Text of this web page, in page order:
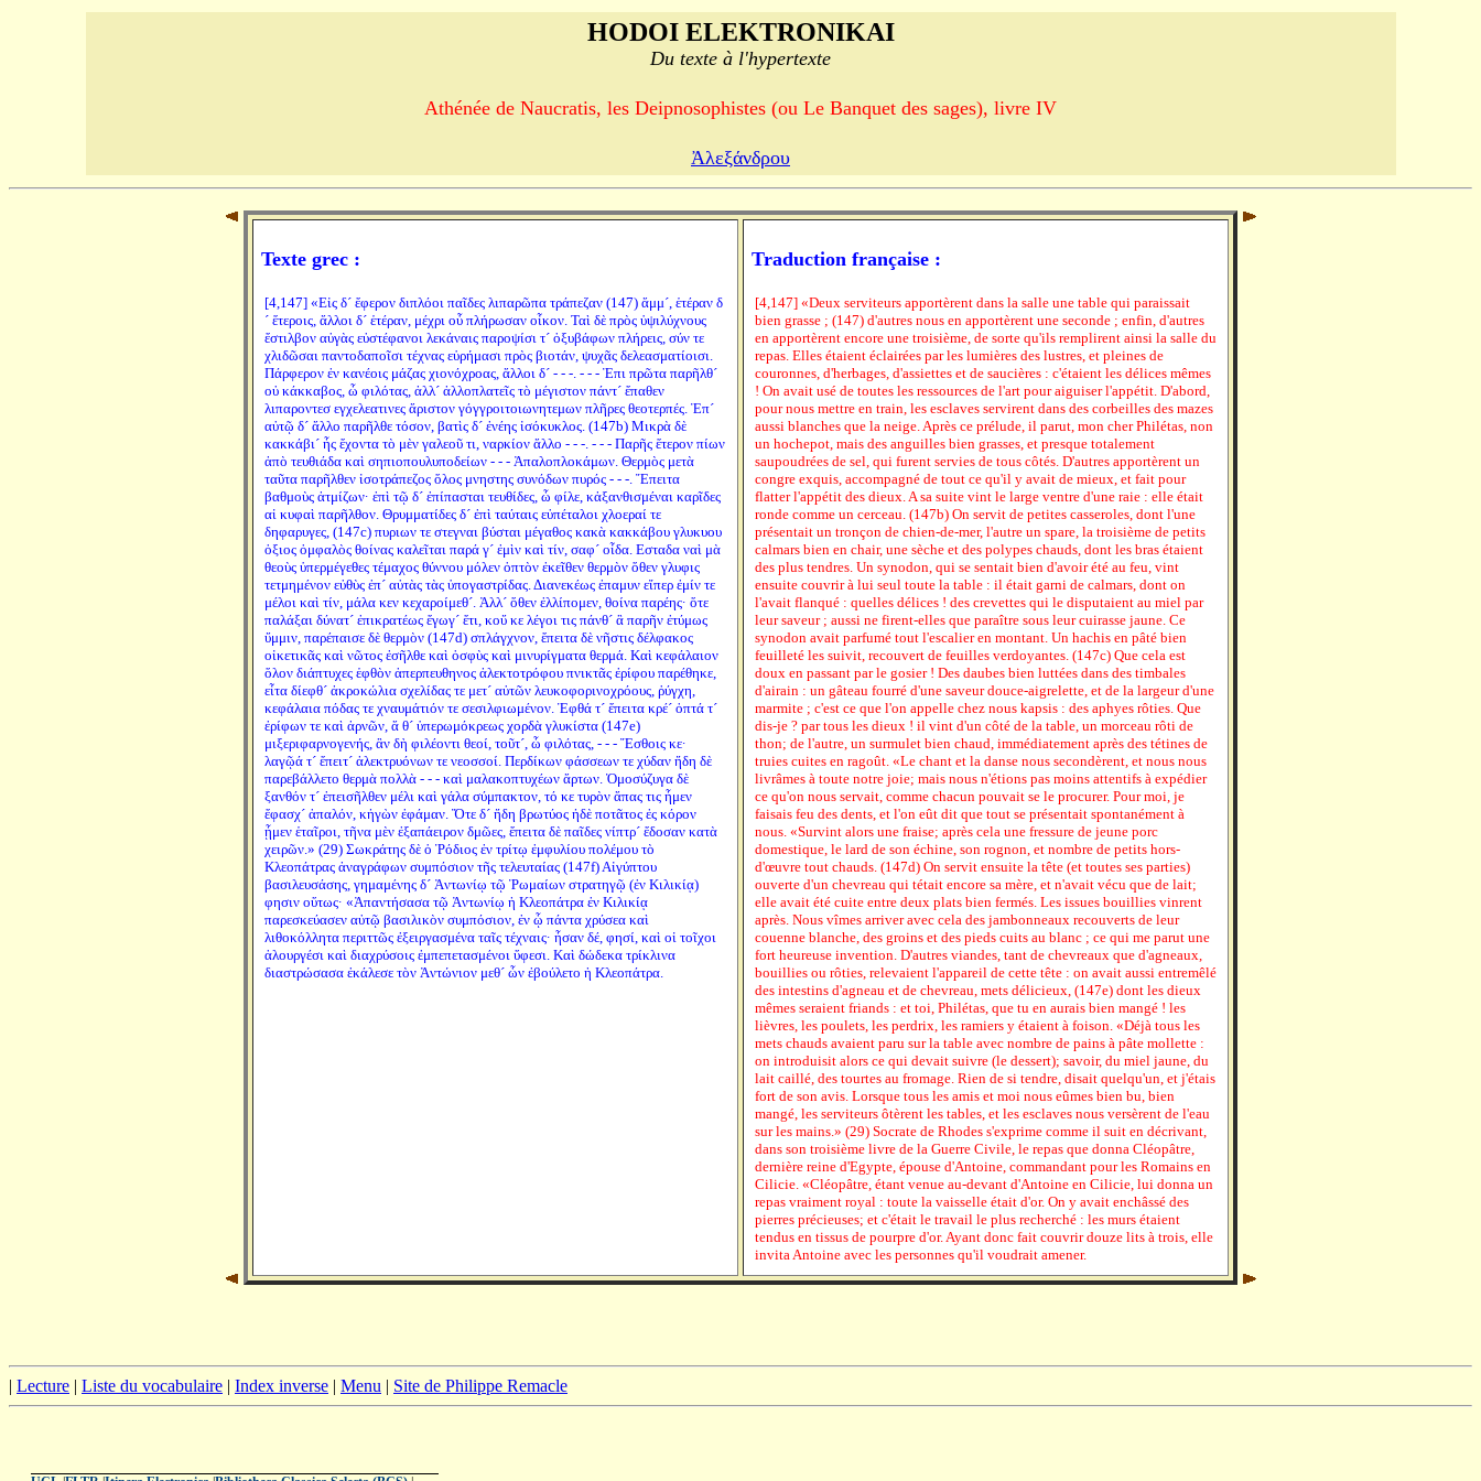
HODOI ELEKTRONIKAI
Du texte à l'hypertexte
Athénée de Naucratis, les Deipnosophistes (ou Le Banquet des sages), livre IV
Ἀλεξάνδρου
Texte grec :
[4,147] «Εἰς δ´ ἔφερον διπλόοι παῖδες λιπαρῶπα τράπεζαν (147) ἄμμ´, ἑτέραν δ
´ ἕτεροις, ἄλλοι δ´ ἑτέραν, μέχρι οὗ πλήρωσαν οἶκον. Ταὶ δὲ πρὸς ὑψιλύχνους
ἔστιλβον αὐγὰς εὐστέφανοι λεκάναις παροψίσι τ´ ὀξυβάφων πλήρεις, σύν τε
χλιδῶσαι παντοδαποῖσι τέχνας εὑρήμασι πρὸς βιοτάν, ψυχᾶς δελεασματίοισι.
Πάρφερον ἐν κανέοις μάζας χιονόχροας, ἄλλοι δ´ - - -. - - - Ἐπι πρῶτα παρῆλθ´
οὐ κάκκαβος, ὦ φιλότας, ἀλλ´ ἀλλοπλατεῖς τὸ μέγιστον πάντ´ ἔπαθεν
λιπαροντεσ εγχελεατινες ἄριστον γόγγροιτοιωνητεμων πλῆρες θεοτερπές. Ἐπ´
αὐτῷ δ´ ἄλλο παρῆλθε τόσον, βατὶς δ´ ἐνέης ἰσόκυκλος. (147b) Μικρὰ δὲ
κακκάβι´ ἦς ἔχοντα τὸ μὲν γαλεοῦ τι, ναρκίον ἄλλο - - -. - - - Παρῆς ἕτερον πίων
ἀπὸ τευθιάδα καὶ σηπιοπουλυποδείων - - - Ἀπαλοπλοκάμων. Θερμὸς μετὰ
ταῦτα παρῆλθεν ἰσοτράπεζος ὅλος μνηστης συνόδων πυρός - - -. Ἔπειτα
βαθμοὺς ἀτμίζων· ἐπὶ τῷ δ´ ἐπίπασται τευθίδες, ὦ φίλε, κἀξανθισμέναι καρῖδες
αἱ κυφαὶ παρῆλθον. Θρυμματίδες δ´ ἐπὶ ταύταις εὐπέταλοι χλοεραί τε
δηφαρυγες, (147c) πυριων τε στεγναι βύσται μέγαθος κακὰ κακκάβου γλυκυου
ὀξιος ὀμφαλὸς θοίνας καλεῖται παρά γ´ ἐμὶν καὶ τίν, σαφ´ οἶδα. Εσταδα ναὶ μὰ
θεοὺς ὑπερμέγεθες τέμαχος θύννου μόλεν ὀπτὸν ἐκεῖθεν θερμὸν ὅθεν γλυφις
τετμημένον εὐθὺς ἐπ´ αὐτὰς τὰς ὑπογαστρίδας. Διανεκέως ἐπαμυν εἴπερ ἐμίν τε
μέλοι καὶ τίν, μάλα κεν κεχαροίμεθ´. Ἀλλ´ ὅθεν ἐλλίπομεν, θοίνα παρέης· ὅτε
παλάξαι δύνατ´ ἐπικρατέως ἔγωγ´ ἔτι, κοὔ κε λέγοι τις πάνθ´ ἃ παρῆν ἐτύμως
ὔμμιν, παρέπαισε δὲ θερμὸν (147d) σπλάγχνον, ἔπειτα δὲ νῆστις δέλφακος
οἰκετικᾶς καὶ νῶτος ἐσῆλθε καὶ ὀσφὺς καὶ μινυρίγματα θερμά. Καὶ κεφάλαιον
ὅλον διάπτυχες ἑφθὸν ἁπερπευθηνος ἀλεκτοτρόφου πνικτᾶς ἐρίφου παρέθηκε,
εἶτα δίεφθ´ ἀκροκώλια σχελίδας τε μετ´ αὐτῶν λευκοφορινοχρόους, ῥύγχη,
κεφάλαια πόδας τε χναυμάτιόν τε σεσιλφιωμένον. Ἑφθά τ´ ἔπειτα κρέ´ ὀπτά τ´
ἐρίφων τε καὶ ἀρνῶν, ἅ θ´ ὑπερωμόκρεως χορδὰ γλυκίστα (147e)
μιξεριφαρνογενής, ἃν δὴ φιλέοντι θεοί, τοῦτ´, ὦ φιλότας, - - - Ἔσθοις κε·
λαγῷά τ´ ἔπειτ´ ἀλεκτρυόνων τε νεοσσοί. Περδίκων φάσσεων τε χύδαν ἤδη δὲ
παρεβάλλετο θερμὰ πολλὰ - - - καὶ μαλακοπτυχέων ἄρτων. Ὁμοσύζυγα δὲ
ξανθόν τ´ ἐπεισῆλθεν μέλι καὶ γάλα σύμπακτον, τό κε τυρὸν ἅπας τις ἦμεν
ἔφασχ´ ἁπαλόν, κἠγὼν ἐφάμαν. Ὅτε δ´ ἤδη βρωτύος ἠδὲ ποτᾶτος ἐς κόρον
ᾖμεν ἑταῖροι, τῆνα μὲν ἐξαπάειρον δμῶες, ἔπειτα δὲ παῖδες νίπτρ´ ἔδοσαν κατὰ
χειρῶν.» (29) Σωκράτης δὲ ὁ Ῥόδιος ἐν τρίτῳ ἐμφυλίου πολέμου τὸ
Κλεοπάτρας ἀναγράφων συμπόσιον τῆς τελευταίας (147f) Αἰγύπτου
βασιλευσάσης, γημαμένης δ´ Ἀντωνίῳ τῷ Ῥωμαίων στρατηγῷ (ἐν Κιλικίᾳ)
φησιν οὕτως· «Ἀπαντήσασα τῷ Ἀντωνίῳ ἡ Κλεοπάτρα ἐν Κιλικίᾳ
παρεσκεύασεν αὐτῷ βασιλικὸν συμπόσιον, ἐν ᾧ πάντα χρύσεα καὶ
λιθοκόλλητα περιττῶς ἐξειργασμένα ταῖς τέχναις· ἦσαν δέ, φησί, καὶ οἱ τοῖχοι
ἁλουργέσι καὶ διαχρύσοις ἐμπεπετασμένοι ὕφεσι. Καὶ δώδεκα τρίκλινα
διαστρώσασα ἐκάλεσε τὸν Ἀντώνιον μεθ´ ὧν ἐβούλετο ἡ Κλεοπάτρα.
Traduction française :
[4,147] «Deux serviteurs apportèrent dans la salle une table qui paraissait
bien grasse ; (147) d'autres nous en apportèrent une seconde ; enfin, d'autres
en apportèrent encore une troisième, de sorte qu'ils remplirent ainsi la salle du
repas. Elles étaient éclairées par les lumières des lustres, et pleines de
couronnes, d'herbages, d'assiettes et de saucières : c'étaient les délices mêmes
! On avait usé de toutes les ressources de l'art pour aiguiser l'appétit. D'abord,
pour nous mettre en train, les esclaves servirent dans des corbeilles des mazes
aussi blanches que la neige. Après ce prélude, il parut, mon cher Philétas, non
un hochepot, mais des anguilles bien grasses, et presque totalement
saupoudrées de sel, qui furent servies de tous côtés. D'autres apportèrent un
congre exquis, accompagné de tout ce qu'il y avait de mieux, et fait pour
flatter l'appétit des dieux. A sa suite vint le large ventre d'une raie : elle était
ronde comme un cerceau. (147b) On servit de petites casseroles, dont l'une
présentait un tronçon de chien-de-mer, l'autre un spare, la troisième de petits
calmars bien en chair, une sèche et des polypes chauds, dont les bras étaient
des plus tendres. Un synodon, qui se sentait bien d'avoir été au feu, vint
ensuite couvrir à lui seul toute la table : il était garni de calmars, dont on
l'avait flanqué : quelles délices ! des crevettes qui le disputaient au miel par
leur saveur ; aussi ne firent-elles que paraître sous leur cuirasse jaune. Ce
synodon avait parfumé tout l'escalier en montant. Un hachis en pâté bien
feuilleté les suivit, recouvert de feuilles verdoyantes. (147c) Que cela est
doux en passant par le gosier ! Des daubes bien luttées dans des timbales
d'airain : un gâteau fourré d'une saveur douce-aigrelette, et de la largeur d'une
marmite ; c'est ce que l'on appelle chez nous kapsis : des aphyes rôties. Que
dis-je ? par tous les dieux ! il vint d'un côté de la table, un morceau rôti de
thon; de l'autre, un surmulet bien chaud, immédiatement après des tétines de
truies cuites en ragoût. «Le chant et la danse nous secondèrent, et nous nous
livrâmes à toute notre joie; mais nous n'étions pas moins attentifs à expédier
ce qu'on nous servait, comme chacun pouvait se le procurer. Pour moi, je
faisais feu des dents, et l'on eût dit que tout se présentait spontanément à
nous. «Survint alors une fraise; après cela une fressure de jeune porc
domestique, le lard de son échine, son rognon, et nombre de petits hors-
d'œuvre tout chauds. (147d) On servit ensuite la tête (et toutes ses parties)
ouverte d'un chevreau qui tétait encore sa mère, et n'avait vécu que de lait;
elle avait été cuite entre deux plats bien fermés. Les issues bouillies vinrent
après. Nous vîmes arriver avec cela des jambonneaux recouverts de leur
couenne blanche, des groins et des pieds cuits au blanc ; ce qui me parut une
fort heureuse invention. D'autres viandes, tant de chevreaux que d'agneaux,
bouillies ou rôties, relevaient l'appareil de cette tête : on avait aussi entremêlé
des intestins d'agneau et de chevreau, mets délicieux, (147e) dont les dieux
mêmes seraient friands : et toi, Philétas, que tu en aurais bien mangé ! les
lièvres, les poulets, les perdrix, les ramiers y étaient à foison. «Déjà tous les
mets chauds avaient paru sur la table avec nombre de pains à pâte mollette :
on introduisit alors ce qui devait suivre (le dessert); savoir, du miel jaune, du
lait caillé, des tourtes au fromage. Rien de si tendre, disait quelqu'un, et j'étais
fort de son avis. Lorsque tous les amis et moi nous eûmes bien bu, bien
mangé, les serviteurs ôtèrent les tables, et les esclaves nous versèrent de l'eau
sur les mains.» (29) Socrate de Rhodes s'exprime comme il suit en décrivant,
dans son troisième livre de la Guerre Civile, le repas que donna Cléopâtre,
dernière reine d'Egypte, épouse d'Antoine, commandant pour les Romains en
Cilicie. «Cléopâtre, étant venue au-devant d'Antoine en Cilicie, lui donna un
repas vraiment royal : toute la vaisselle était d'or. On y avait enchâssé des
pierres précieuses; et c'était le travail le plus recherché : les murs étaient
tendus en tissus de pourpre d'or. Ayant donc fait couvrir douze lits à trois, elle
invita Antoine avec les personnes qu'il voudrait amener.
| Lecture | Liste du vocabulaire | Index inverse | Menu | Site de Philippe Remacle